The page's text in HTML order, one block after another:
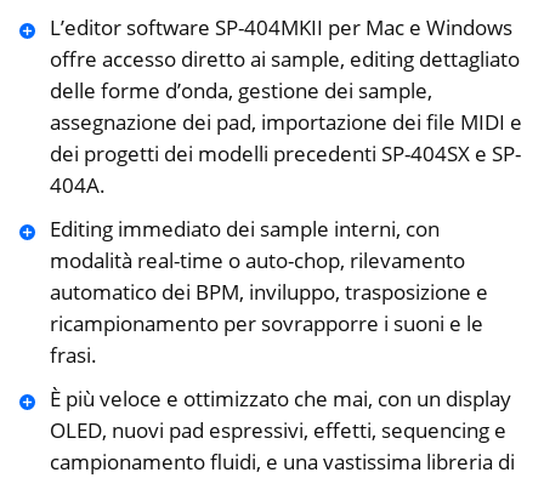
L’editor software SP-404MKII per Mac e Windows
offre accesso diretto ai sample, editing dettagliato
delle forme d’onda, gestione dei sample,
assegnazione dei pad, importazione dei file MIDI e
dei progetti dei modelli precedenti SP-404SX e SP-
404A.
Editing immediato dei sample interni, con
modalità real-time o auto-chop, rilevamento
automatico dei BPM, inviluppo, trasposizione e
ricampionamento per sovrapporre i suoni e le
frasi.
È più veloce e ottimizzato che mai, con un display
OLED, nuovi pad espressivi, effetti, sequencing e
campionamento fluidi, e una vastissima libreria di